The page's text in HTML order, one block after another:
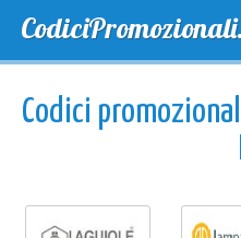
Codici